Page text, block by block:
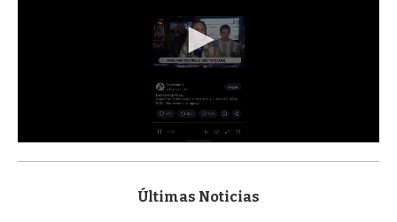
s
Últimas Noticias